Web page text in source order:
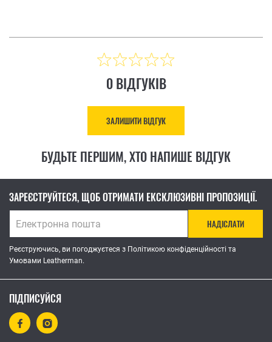
0 ВІДГУКІВ
ЗАЛИШИТИ ВІДГУК
БУДЬТЕ ПЕРШИМ, ХТО НАПИШЕ ВІДГУК
ЗАРЕЄСТРУЙТЕСЯ, ЩОБ ОТРИМАТИ ЕКСКЛЮЗИВНІ ПРОПОЗИЦІЇ.
НАДІСЛАТИ
Реєструючись, ви погоджуєтеся з Політикою конфіденційності та
Умовами Leatherman.
ПІДПИСУЙСЯ